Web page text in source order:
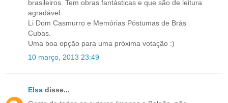
brasileiros. Tem obras fantásticas e que são de leitura
agradável.
Li Dom Casmurro e Memórias Póstumas de Brás
Cubas.
Uma boa opção para uma próxima votação :)
10 março, 2013 23:49
Elsa disse...